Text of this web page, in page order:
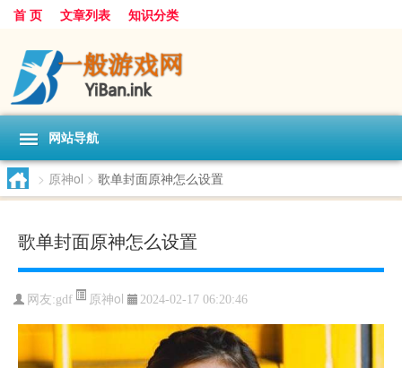
首 页 文章列表 知识分类
网站导航
> 原神ol > 歌单封面原神怎么设置
歌单封面原神怎么设置
网友:gdf 原神ol 2024-02-17 06:20:46